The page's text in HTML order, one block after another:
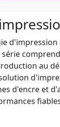
au
d'encre et